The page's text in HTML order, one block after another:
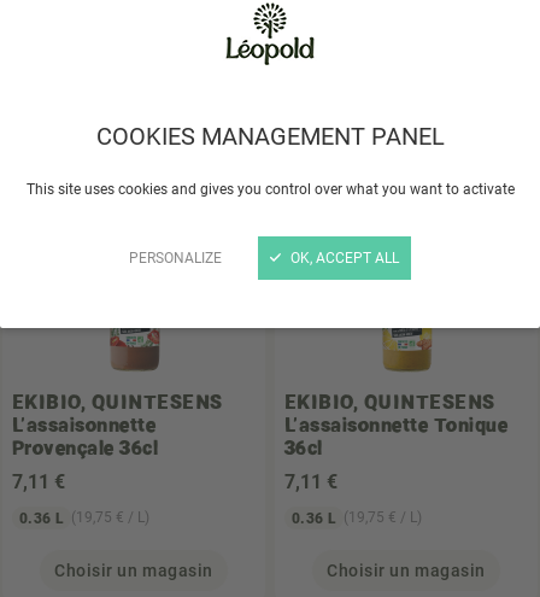
COOKIES MANAGEMENT PANEL
This site uses cookies and gives you control over what you want to activate
PERSONALIZE OK, ACCEPT ALL
7
0.25 L
EKIBIO, QUINTESENS
L'assaisonnette
Provençale 36cl
7,11 €
0.36 L (19,75 € / L)
Choisir un magasin
EKIBIO, QUINTESENS
L'assaisonnette Tonique
36cl
7,11 €
0.36 L (19,75 € / L)
Choisir un magasin